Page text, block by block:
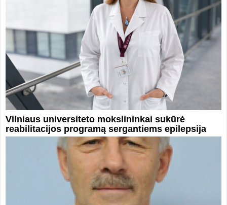
Vilniaus universiteto mokslininkai sukūrė
reabilitacijos programą sergantiems epilepsija